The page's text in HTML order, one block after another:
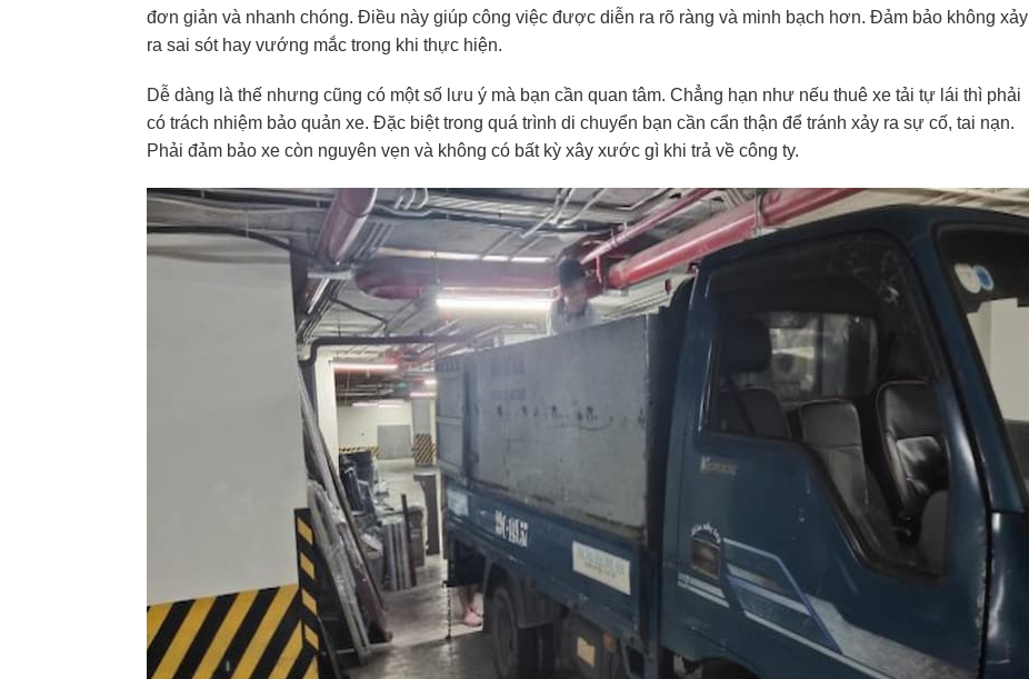
đơn giản và nhanh chóng. Điều này giúp công việc được diễn ra rõ ràng và minh bạch hơn. Đảm bảo không xảy
ra sai sót hay vướng mắc trong khi thực hiện.
Dễ dàng là thế nhưng cũng có một số lưu ý mà bạn cần quan tâm. Chẳng hạn như nếu thuê xe tải tự lái thì phải
có trách nhiệm bảo quản xe. Đặc biệt trong quá trình di chuyển bạn cần cẩn thận để tránh xảy ra sự cố, tai nạn.
Phải đảm bảo xe còn nguyên vẹn và không có bất kỳ xây xước gì khi trả về công ty.